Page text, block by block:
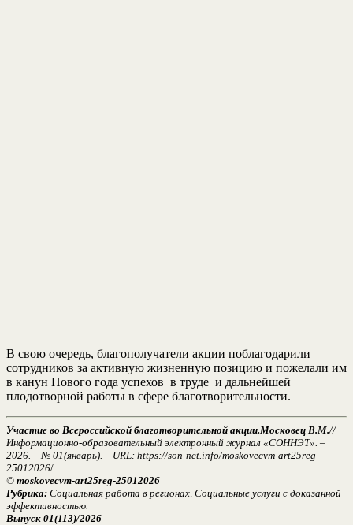
В свою очередь, благополучатели акции поблагодарили
сотрудников за активную жизненную позицию и пожелали им
в канун Нового года успехов в труде и дальнейшей
плодотворной работы в сфере благотворительности.
Участие во Всероссийской благотворительной акции.Московец В.М.//
Информационно-образовательный электронный журнал «СОННЭТ». –
2026. – № 01(январь). – URL: https://son-net.info/moskovecvm-art25reg-
25012026/
© moskovecvm-art25reg-25012026
Рубрика: Социальная работа в регионах Социальные услуги с доказанной
эффективностью.
Выпуск 01(113)/2026